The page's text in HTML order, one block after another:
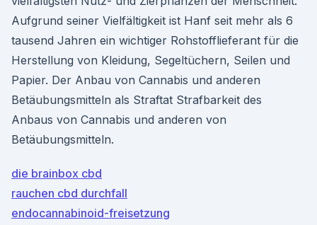
Aufgrund seiner Vielfältigkeit ist Hanf seit mehr als 6
tausend Jahren ein wichtiger Rohstofflieferant für die
Herstellung von Kleidung, Segeltüchern, Seilen und
Papier. Der Anbau von Cannabis und anderen
Betäubungsmitteln als Straftat Strafbarkeit des
Anbaus von Cannabis und anderen von
Betäubungsmitteln.
die brainbox cbd
rauchen cbd durchfall
endocannabinoid-freisetzung